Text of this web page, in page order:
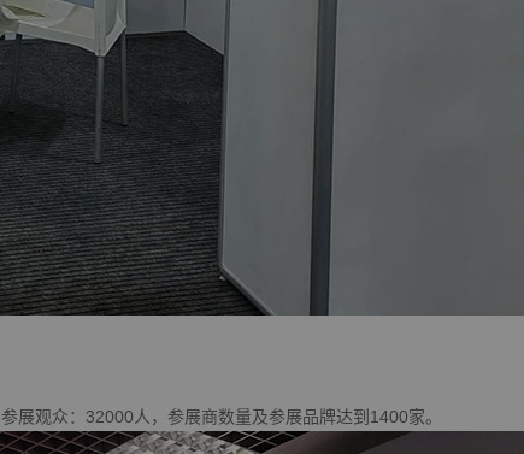
观众：32000人，参展商数量及参展品牌达到1400家。